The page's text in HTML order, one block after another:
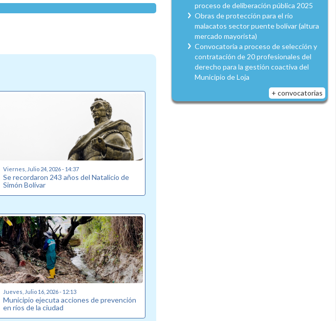
Viernes, Julio 24, 2026 - 14:37
Se recordaron 243 años del Natalicio de
Simón Bolívar
Jueves, Julio 16, 2026 - 12:13
Municipio ejecuta acciones de prevención
en ríos de la ciudad
proceso de deliberación pública 2025
Obras de protección para el río
malacatos sector puente bolívar (altura
mercado mayorista)
Convocatoria a proceso de selección y
contratación de 20 profesionales del
derecho para la gestión coactiva del
Municipio de Loja
+ convocatorias